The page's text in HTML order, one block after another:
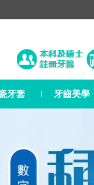
牙套 牙齒美學